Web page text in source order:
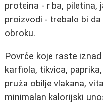
proteina - riba, piletina,
proizvodi - trebalo bi
obroku.
Povrće koje raste
karfiola, tikvica,
pruža obilje vlakana,
minimalan kalorijski